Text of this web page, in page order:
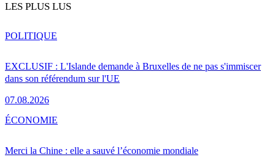
LES PLUS LUS
EXCLUSIF : L'Islande demande à Bruxelles de ne pas s'immiscer
dans son référendum sur l'UE
07.08.2026
POLITIQUE
Merci la Chine : elle a sauvé l’économie mondiale
ÉCONOMIE